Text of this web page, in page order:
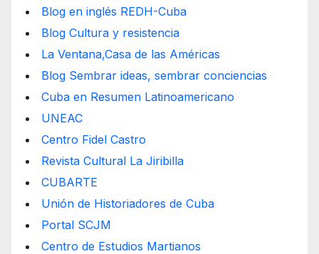
Blog en inglés REDH-Cuba
Blog Cultura y resistencia
La Ventana,Casa de las Américas
Blog Sembrar ideas, sembrar conciencias
Cuba en Resumen Latinoamericano
UNEAC
Centro Fidel Castro
Revista Cultural La Jiribilla
CUBARTE
Unión de Historiadores de Cuba
Portal SCJM
Centro de Estudios Martianos